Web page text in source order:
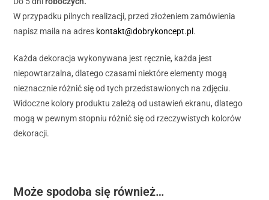
W przypadku pilnych realizacji, przed złożeniem zamówienia
napisz maila na adres kontakt@dobrykoncept.pl .
Każda dekoracja wykonywana jest ręcznie, każda jest
niepowtarzalna, dlatego czasami niektóre elementy mogą
nieznacznie różnić się od tych przedstawionych na zdjęciu.
Widoczne kolory produktu zależą od ustawień ekranu, dlatego
mogą w pewnym stopniu różnić się od rzeczywistych kolorów
dekoracji.
Może spodoba się również…